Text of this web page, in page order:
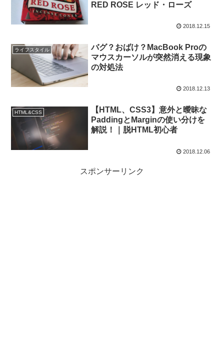
RED ROSE レッド・ローズ
2018.12.15
ライフスタイル
バグ？おばけ？MacBook Proの
マウスカーソルが突然消える現象
の対処法
2018.12.13
HTML&CSS
【HTML、CSS3】意外と曖昧な
PaddingとMarginの使い分けを
解説！｜脱HTML初心者
2018.12.06
スポンサーリンク